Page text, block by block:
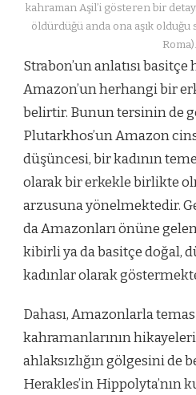
kahraman Aşil’i gösteren bir
öldürdüğü anda ona aşık
Roma).
Strabon’un anlatısı
Amazon’un herhangi bir
belirtir. Bunun tersinin de
Plutarkhos’un Amazon
düşüncesi, bir kadının
olarak bir erkekle birlikte
arzusuna yönelmektedir.
da Amazonları önüne
kibirli ya da basitçe doğal,
kadınlar olarak
Dahası, Amazonlarla
kahramanlarının
ahlaksızlığın gölgesini de
Herakles’in Hippolyta’nın